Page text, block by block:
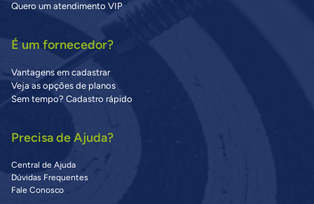
Quero um atendimento VIP
É um fornecedor?
Vantagens em cadastrar
Veja as opções de planos
Sem tempo? Cadastro rápido
Precisa de Ajuda?
Central de Ajuda
Dúvidas Frequentes
Fale Conosco